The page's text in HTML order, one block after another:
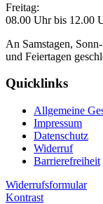
Freitag:
08.00 Uhr bis 12.00
An Samstagen, Sonn-
und Feiertagen
Quicklinks
Allgemeine
Impressum
Datenschutz
Widerruf
Barrierefreiheit
Widerrufsformular
Kontrast